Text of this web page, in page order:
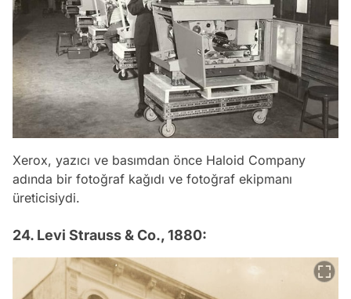
Xerox, yazıcı ve basımdan önce Haloid Company
adında bir fotoğraf kağıdı ve fotoğraf ekipmanı
üreticisiydi.
24. Levi Strauss & Co., 1880: